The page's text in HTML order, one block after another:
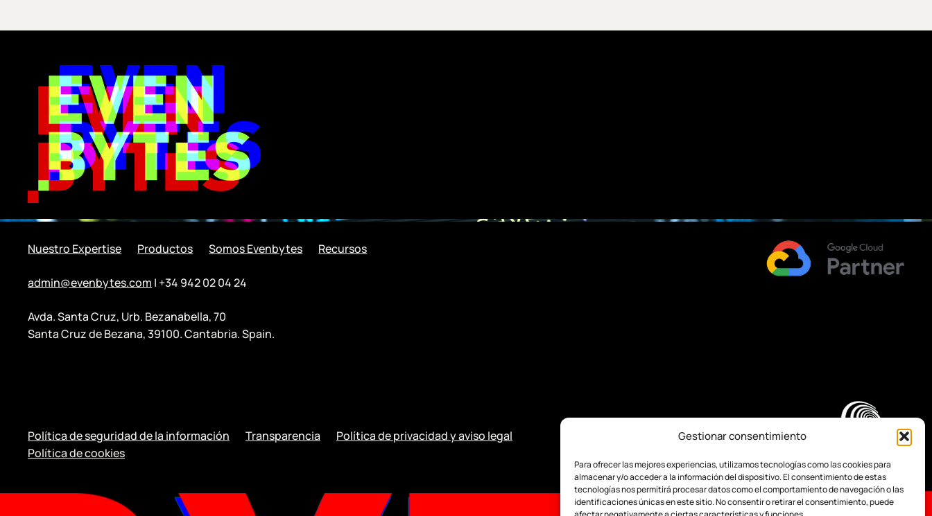
Gestionar consentimiento
Para ofrecer las mejores experiencias, utilizamos tecnologías como las cookies para
almacenar y/o acceder a la información del dispositivo. El consentimiento de estas
tecnologías nos permitirá procesar datos como el comportamiento de navegación o las
identificaciones únicas en este sitio. No consentir o retirar el consentimiento, puede
Nuestro Expertise Productos Somos Evenbytes Recursos
admin@evenbytes.com | +34 942 02 04 24
Avda. Santa Cruz, Urb. Bezanabella, 70
Santa Cruz de Bezana, 39100. Cantabria. Spain.
Política de seguridad de la información Transparencia
Política de privacidad y aviso legal
Política de cookies